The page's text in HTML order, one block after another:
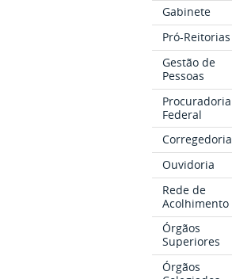
Gabinete
Pró-Reitorias
Gestão de
Pessoas
Procuradoria
Federal
Corregedoria
Ouvidoria
Rede de
Acolhimento
Órgãos
Superiores
Órgãos